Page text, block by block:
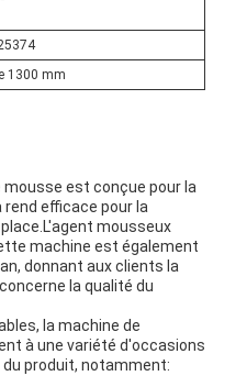
1300 mm
est conçue pour la
efficace pour la
mousseux
machine est également
donnant aux clients la
la qualité du
la machine de
à une variété d'occasions
produit, notamment: